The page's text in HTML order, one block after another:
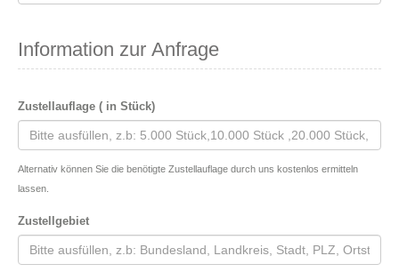
Information zur Anfrage
Zustellauflage ( in Stück)
Alternativ können Sie die benötigte Zustellauflage durch uns kostenlos ermitteln
lassen.
Zustellgebiet